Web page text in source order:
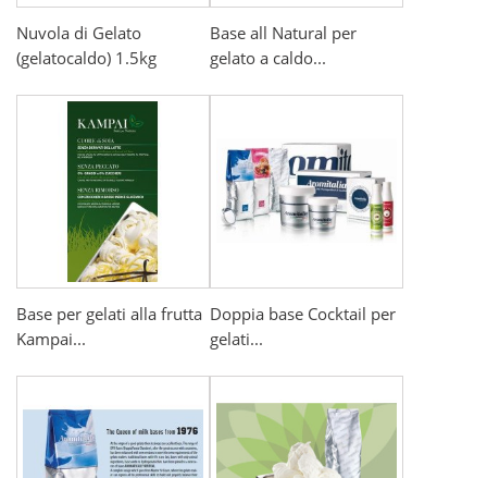
Nuvola di Gelato
(gelatocaldo) 1.5kg
Base all Natural per
gelato a caldo...
Base per gelati alla frutta
Kampai...
Doppia base Cocktail per
gelati...